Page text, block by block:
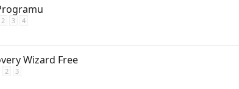
2 3 4
Wizard Free
2 3